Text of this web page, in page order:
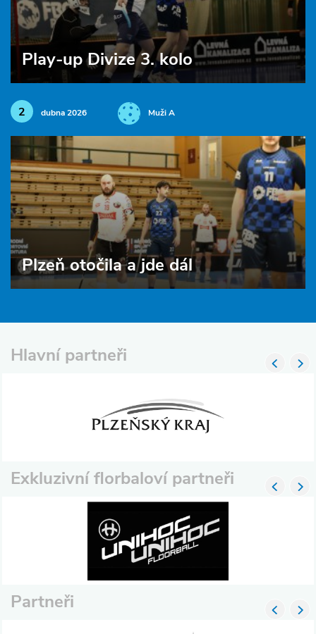
Play-up Divize 3. kolo
2 dubna 2026 Muži A
Plzeň otočila a jde dál
Hlavní partneři
Exkluzivní florbaloví partneři
Partneři